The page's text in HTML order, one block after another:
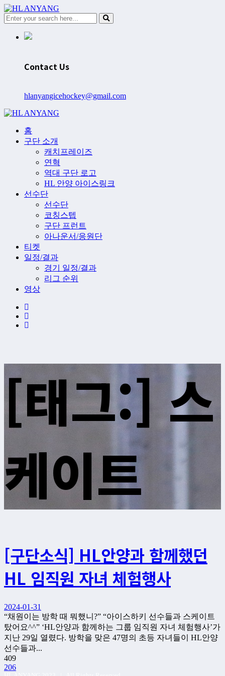
Contact Us
hlanyangicehockey@gmail.com
홈
구단 소개
캐치프레이즈
연혁
역대 구단 로고
HL 안양 아이스링크
선수단
선수단
코칭스텝
구단 프런트
아나운서/응원단
티켓
일정/결과
경기 일정/결과
리그 순위
영상
[태그:]스
케이트
[구단소식] HL안양과 함께했던
HL 임직원 자녀 체험행사
2024-01-31
“채원이는 방학 때 뭐했니?” “아이스하키 선수들과 스케이트
탔어요^^” ‘HL안양과 함께하는 그룹 임직원 자녀 체험행사’가
지난 29일 열렸다. 방학을 맞은 47명의 초등 자녀들이 HL안양
선수들과...
409
206